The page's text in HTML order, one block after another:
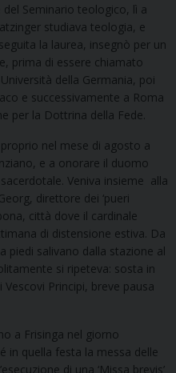
Seminario teologico, lì a
studiava teologia, e
la laurea, insegnò per un
prima di essere chiamato
della Germania, poi
e successivamente a Roma
per la Dottrina della Fede.
nel mese di agosto a
e a onorare il duomo
Veniva insieme alla
direttore dei ‘pueri
città dove il cardinale
di distensione estiva. Da
piedi salivano dalla stazione al
si ripeteva: sosta in
Principi, breve pausa
a Frisinga nel giorno
in quella festa la messa delle
di una ‘Missa brevis’